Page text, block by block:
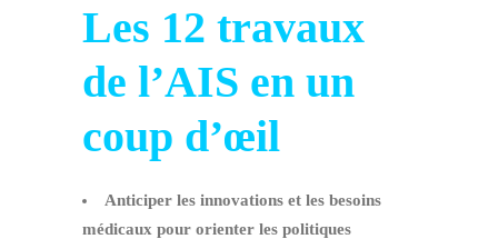
Les 12 travaux
de l’AIS en un
coup d’œil
Anticiper les innovations et les besoins
médicaux pour orienter les politiques